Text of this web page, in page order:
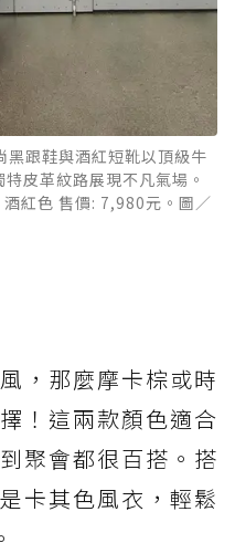
黑跟鞋與酒紅短靴以頂級牛
皮革紋路展現不凡氣場。
紅色 售價: 7,980元。圖／
，那麼摩卡棕或時
！這兩款顏色適合
聚會都很百搭。搭
卡其色風衣，輕鬆